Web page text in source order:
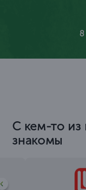
С кем-то из
знакомы